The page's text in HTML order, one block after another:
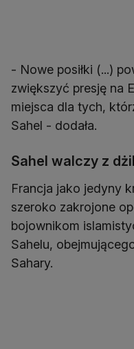
- Nowe posiłki (...)
zwiększyć presję na
miejsca dla tych,
Sahel - dodała.
Sahel walczy z
Francja jako jedyny
szeroko zakrojone
bojownikom
Sahelu,
Sahary.